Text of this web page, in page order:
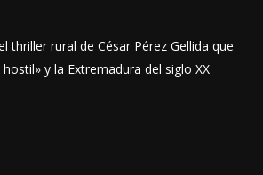
thriller rural de César Pérez Gellida que
y la Extremadura del siglo XX